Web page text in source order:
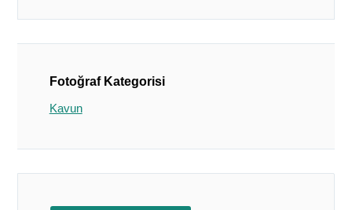
Fotoğraf Kategorisi
Kavun